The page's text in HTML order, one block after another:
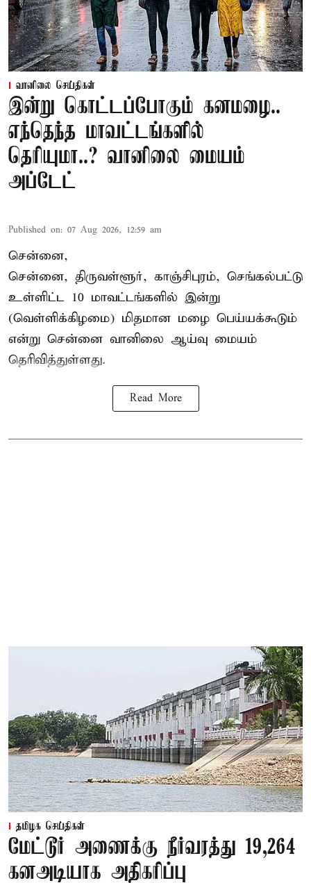
வானிலை செய்திகள்
இன்று கொட்டப்போகும் கனமழை..
எந்தெந்த மாவட்டங்களில்
தெரியுமா..? வானிலை மையம்
அப்டேட்
Published on: 07 Aug 2026, 12:59 am
சென்னை,
சென்னை, திருவள்ளூர், காஞ்சிபுரம், செங்கல்பட்டு
உள்ளிட்ட 10 மாவட்டங்களில் இன்று
(வெள்ளிக்கிழமை) மிதமான மழை பெய்யக்கூடும்
என்று சென்னை வானிலை ஆய்வு மையம்
தெரிவித்துள்ளது.
Read More
தமிழக செய்திகள்
மேட்டூர் அணைக்கு நீர்வரத்து 19,264
கனஅடியாக அதிகரிப்பு